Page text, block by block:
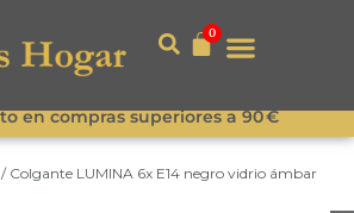
0
en compras superiores a 90 €
/ Colgante LUMINA 6x E14 negro vidrio ámbar